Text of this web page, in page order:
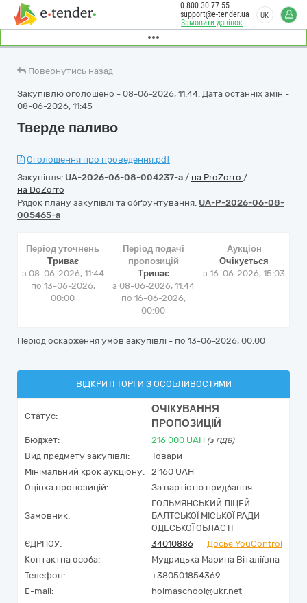
Замовити дзвінок
0 800 30 77 55
support@e-tender.ua
UK
Повернутись назад
Закупівлю оголошено - 08-06-2026, 11:44. Дата останніх змін -
08-06-2026, 11:45
Тверде паливо
Оголошення про проведення.pdf
Закупівля: UA-2026-06-08-004237-a / на ProZorro /
на DoZorro
Рядок плану закупівлі та обґрунтування: UA-P-2026-06-08-
005465-a
Період уточнень
Триває
з 08-06-2026, 11:44
по 13-06-2026,
00:00
Період подачі
пропозицій
Триває
з 08-06-2026, 11:44
по 16-06-2026,
00:00
Аукціон
Очікується
з16-06-2026, 15:03
Період оскарження умов закупівлі - по 13-06-2026, 00:00
ВІДКРИТІ ТОРГИ З ОСОБЛИВОСТЯМИ
Статус:
ОЧІКУВАННЯ
ПРОПОЗИЦІЙ
Бюджет: 216 000 UAH (з ПДВ)
Вид предмету закупівлі:
Товари
Мінімальний крок аукціону:
2 160 UAH
Оцінка пропозицій:
За вартістю придбання
Замовник:
ГОЛЬМЯНСЬКИЙ ЛІЦЕЙ
БАЛТСЬКОЇ МІСЬКОЇ РАДИ
ОДЕСЬКОЇ ОБЛАСТІ
ЄДРПОУ:
34010886
Досьє YouControl
Контактна особа:
Мудрицька Марина Віталіївна
Телефон:
+380501854369
E-mail:
holmaschool@ukr.net